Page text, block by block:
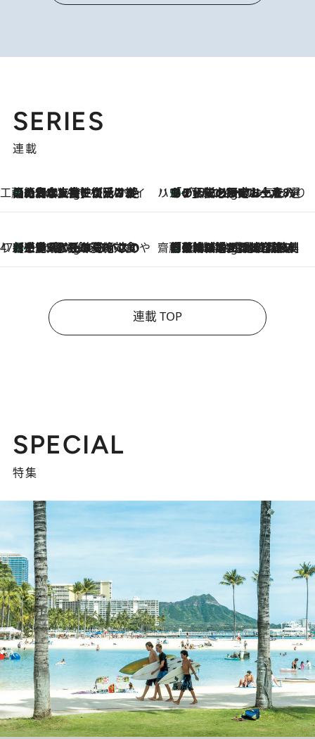
SERIES
連載
工藤まやのおもてなしハワイ
1 Hour Ago
【ハワイ土産】ローカルの絶大な支持で復活！ 絶品の幻クッキー《元ファンの日本人女性が受け継いだ名店》 ハワイ賢者 リサのお気に入りリスト1 Hour Ago
あの伝説の限定トートも！ リニューアルした「ディーン＆デルーカ ハワイ」で必須のお土産8選
47都道府県の手みやげ ひんやりスイーツで夏を満喫
1 Hour Ago
【三重県】この夏絶対食べたい 冷やしておいしいおやつ3選 お餅×アイスの新感覚スイーツ 齋藤 薫 美容脳ルネサンス
1 Hour Ago
「荷物が増えるほど旅ストレスは増す」美容ジャーナリストがたどり着いた最終結論。“化粧品を劇的に減らす”感動の凝縮美容とは
連載 TOP
SPECIAL
特集